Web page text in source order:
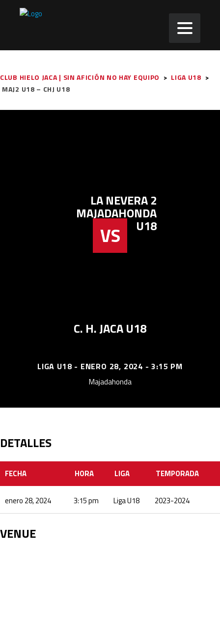
CLUB HIELO JACA | SIN AFICIÓN NO HAY EQUIPO > LIGA U18 >
MAJ2 U18 – CHJ U18
LA NEVERA 2
MAJADAHONDA
U18
VS
C. H. JACA U18
LIGA U18 - ENERO 28, 2024 - 3:15 PM
Majadahonda
DETALLES
FECHA HORA LIGA TEMPORADA
enero 28, 2024 3:15 pm Liga U18 2023-2024
VENUE